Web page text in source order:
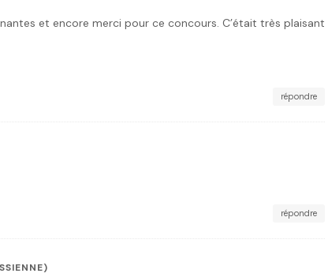
et encore merci pour ce concours. C’était très plaisant
répondre
répondre